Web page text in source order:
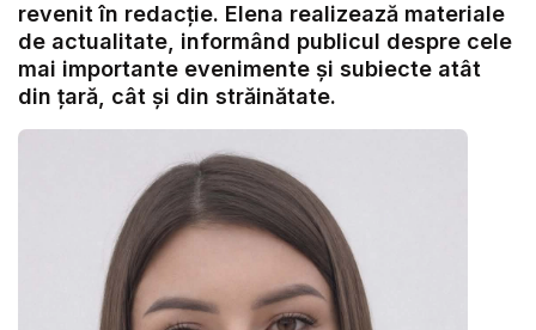
revenit în redacție. Elena realizează materiale
de actualitate, informând publicul despre cele
mai importante evenimente și subiecte atât
din țară, cât și din străinătate.